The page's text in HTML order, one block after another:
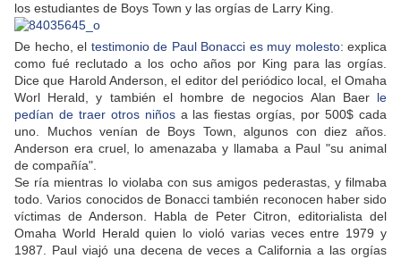
los estudiantes de Boys Town y las orgías de Larry King.
De hecho, el testimonio de Paul Bonacci es muy molesto: explica
como fué reclutado a los ocho años por King para las orgías.
Dice que Harold Anderson, el editor del periódico local, el Omaha
Worl Herald, y también el hombre de negocios Alan Baer le
pedían de traer otros niñosa las fiestas orgías, por 500$ cada
uno. Muchos venían de Boys Town, algunos con diez años.
Anderson era cruel, lo amenazaba y llamaba a Paul "su animal
de compañía".
Se ría mientras lo violaba con sus amigos pederastas, y filmaba
todo. Varios conocidos de Bonacci también reconocen haber sido
víctimas de Anderson. Habla de Peter Citron, editorialista del
Omaha World Herald quien lo violó varias veces entre 1979 y
1987. Paul viajó una decena de veces a California a las orgías